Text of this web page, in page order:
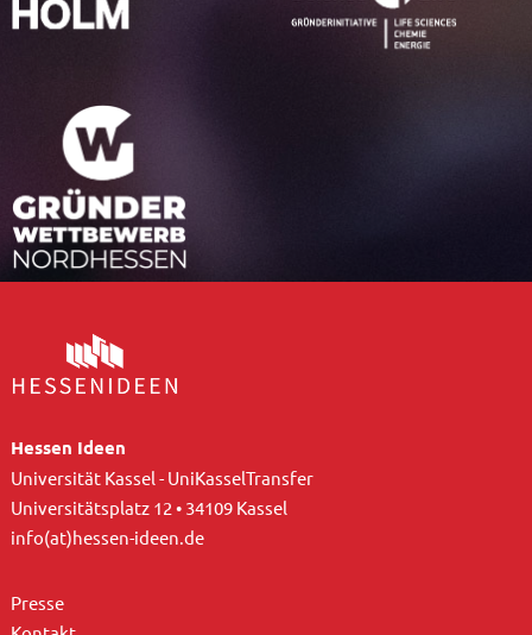
Hessen Ideen
Universität Kassel - UniKasselTransfer
Universitätsplatz 12 • 34109 Kassel
info(at)hessen-ideen.de
Presse